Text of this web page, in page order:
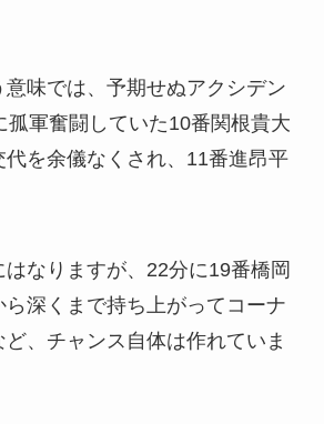
味では、予期せぬアクシデン
孤軍奮闘していた10番関根貴大
代を余儀なくされ、11番進昂平
なりますが、22分に19番橋岡
深くまで持ち上がってコーナ
、チャンス自体は作れていま